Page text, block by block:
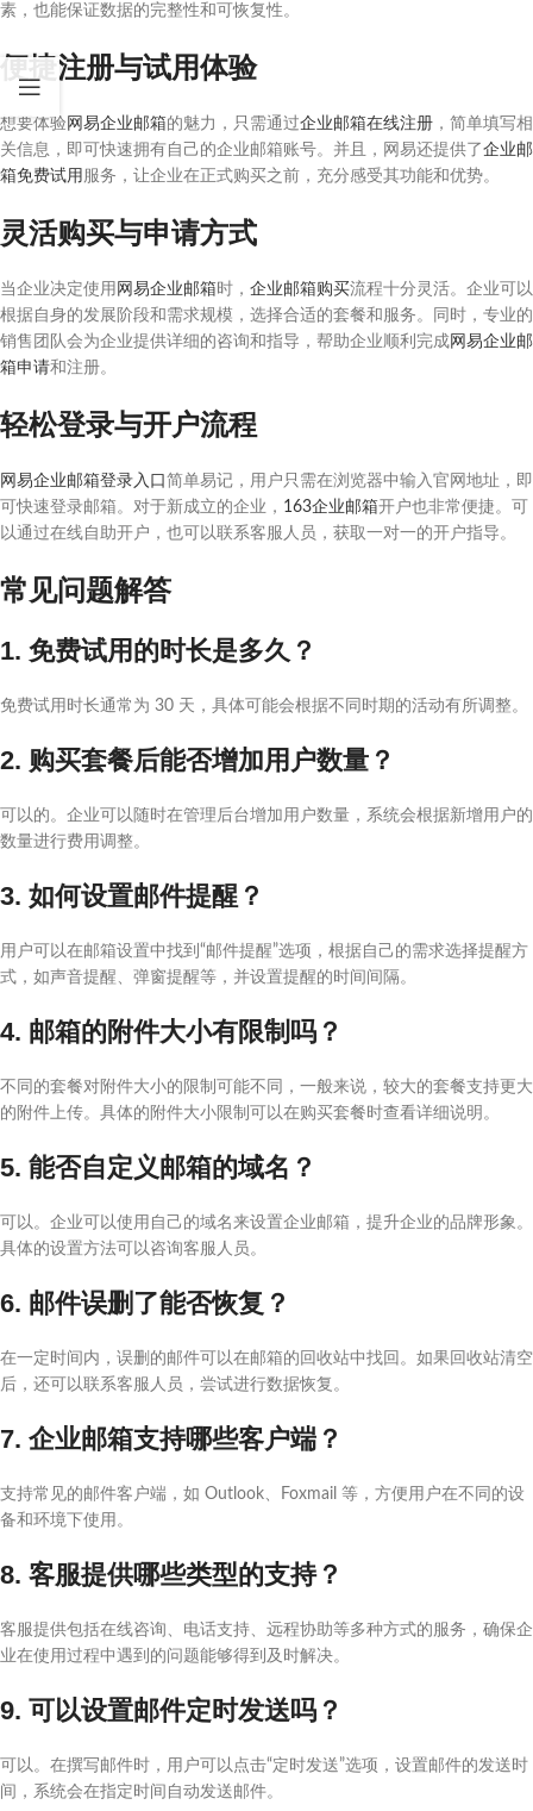
素，也能保证数据的完整性和可恢复性。
便捷注册与试用体验
想要体验 网易企业邮箱的魅力，只需通过企业邮箱在线注册 ，简单填写相
关信息，即可快速拥有自己的企业邮箱账号。并且，网易还提供了 企业邮
箱免费试用 服务，让企业在正式购买之前，充分感受其功能和优势。
灵活购买与申请方式
当企业决定使用 网易企业邮箱时， 企业邮箱购买流程十分灵活。企业可以
根据自身的发展阶段和需求规模，选择合适的套餐和服务。同时，专业的
销售团队会为企业提供详细的咨询和指导，帮助企业顺利完成网易企业邮
箱申请和注册。
轻松登录与开户流程
网易企业邮箱登录入口 简单易记，用户只需在浏览器中输入官网地址，即
可快速登录邮箱。对于新成立的企业， 163企业邮箱开户也非常便捷。可
以通过在线自助开户，也可以联系客服人员，获取一对一的开户指导。
常见问题解答
1. 免费试用的时长是多久？
免费试用时长通常为 30 天，具体可能会根据不同时期的活动有所调整。
2. 购买套餐后能否增加用户数量？
可以的。企业可以随时在管理后台增加用户数量，系统会根据新增用户的
数量进行费用调整。
3. 如何设置邮件提醒？
用户可以在邮箱设置中找到“邮件提醒”选项，根据自己的需求选择提醒方
式，如声音提醒、弹窗提醒等，并设置提醒的时间间隔。
4. 邮箱的附件大小有限制吗？
不同的套餐对附件大小的限制可能不同，一般来说，较大的套餐支持更大
的附件上传。具体的附件大小限制可以在购买套餐时查看详细说明。
5. 能否自定义邮箱的域名？
可以。企业可以使用自己的域名来设置企业邮箱，提升企业的品牌形象。
具体的设置方法可以咨询客服人员。
6. 邮件误删了能否恢复？
在一定时间内，误删的邮件可以在邮箱的回收站中找回。如果回收站清空
后，还可以联系客服人员，尝试进行数据恢复。
7. 企业邮箱支持哪些客户端？
支持常见的邮件客户端，如 Outlook、Foxmail 等，方便用户在不同的设
备和环境下使用。
8. 客服提供哪些类型的支持？
客服提供包括在线咨询、电话支持、远程协助等多种方式的服务，确保企
业在使用过程中遇到的问题能够得到及时解决。
9. 可以设置邮件定时发送吗？
可以。在撰写邮件时，用户可以点击“定时发送”选项，设置邮件的发送时
间，系统会在指定时间自动发送邮件。